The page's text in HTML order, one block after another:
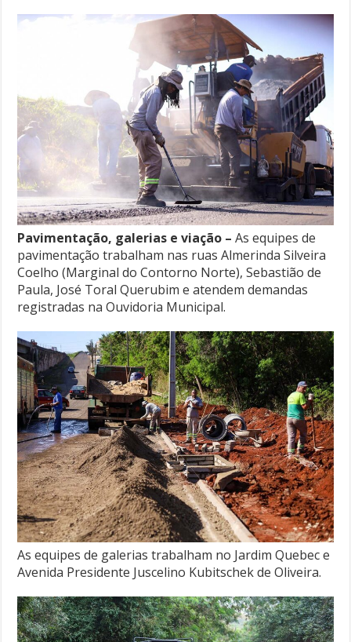
Pavimentação, galerias e viação – As equipes de
pavimentação trabalham nas ruas Almerinda Silveira
Coelho (Marginal do Contorno Norte), Sebastião de
Paula, José Toral Querubim e atendem demandas
registradas na Ouvidoria Municipal.
As equipes de galerias trabalham no Jardim Quebec e
Avenida Presidente Juscelino Kubitschek de Oliveira.